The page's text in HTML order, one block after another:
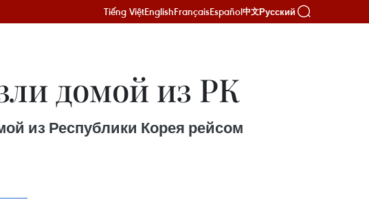
Tiếng ViệtEnglishFrançaisEspañol中文Русский
домой из РК
из Республики Корея рейсом